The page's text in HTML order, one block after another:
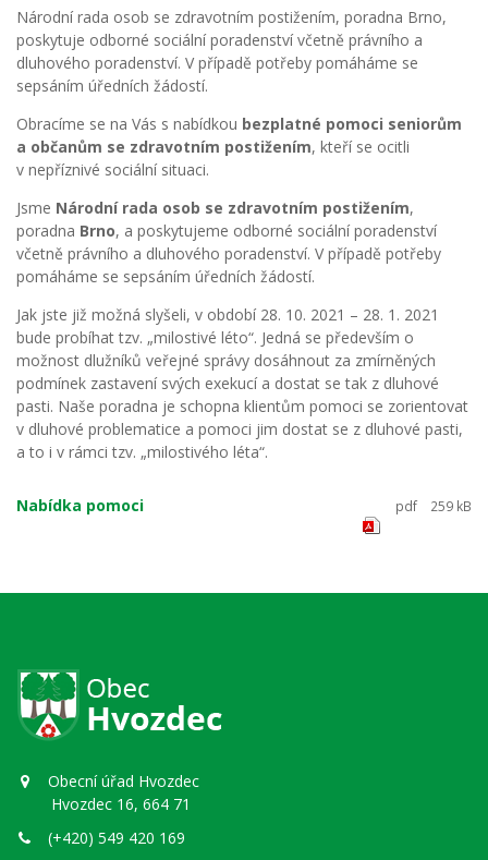
Národní rada osob se zdravotním postižením, poradna Brno,
poskytuje odborné sociální poradenství včetně právního a
dluhového poradenství. V případě potřeby pomáháme se
sepsáním úředních žádostí.
Obracíme se na Vás s nabídkou bezplatné pomoci seniorům
a občanům se zdravotním postižením, kteří se ocitli
v nepříznivé sociální situaci.
Jsme Národní rada osob se zdravotním postižením,
poradna Brno, a poskytujeme odborné sociální poradenství
včetně právního a dluhového poradenství. V případě potřeby
pomáháme se sepsáním úředních žádostí.
Jak jste již možná slyšeli, v období 28. 10. 2021 – 28. 1. 2021
bude probíhat tzv. „milostivé léto“. Jedná se především o
možnost dlužníků veřejné správy dosáhnout za zmírněných
podmínek zastavení svých exekucí a dostat se tak z dluhové
pasti. Naše poradna je schopna klientům pomoci se zorientovat
v dluhové problematice a pomoci jim dostat se z dluhové pasti,
a to i v rámci tzv. „milostivého léta“.
Nabídka pomoci pdf 259 kB
Obecní úřad Hvozdec
Hvozdec 16, 664 71
(+420) 549 420 169